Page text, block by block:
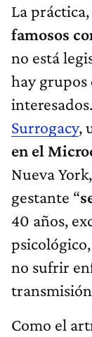
La
famosos
no está
hay grupos
Surrogacy,
en el
Nueva
gestante “
40 años,
psicológico,
no sufrir
Como el